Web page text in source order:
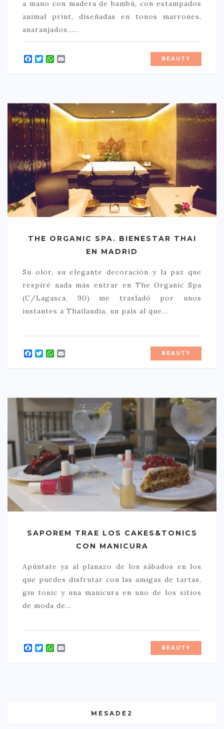
SELECCIONES MESADE2
MAPA
POR SUS BAÑOS…
a mano con madera de bambú, con estampados
animal print, diseñadas en tonos marrones,
anaranjados……
Facebook
Twitter
WhatsApp BEAUTY
THE ORGANIC SPA. BIENESTAR THAI
EN MADRID
Su olor, su elegante decoración y la paz que
respiré nada más entrar en The Organic Spa
(C/Lagasca, 90) me trasladó por unos
instantes a Thailandia, un país al que…
Facebook
Twitter
WhatsApp BEAUTY
SAPOREM TRAE LOS CAKES&TONICS
CON MANICURA
Apúntate ya al planazo de los sábados en los
que puedes disfrutar con las amigas de tartas,
gin tonic y una manicura en uno de los sitios
de moda de…
Facebook
Twitter
WhatsApp BEAUTY
MESADE2